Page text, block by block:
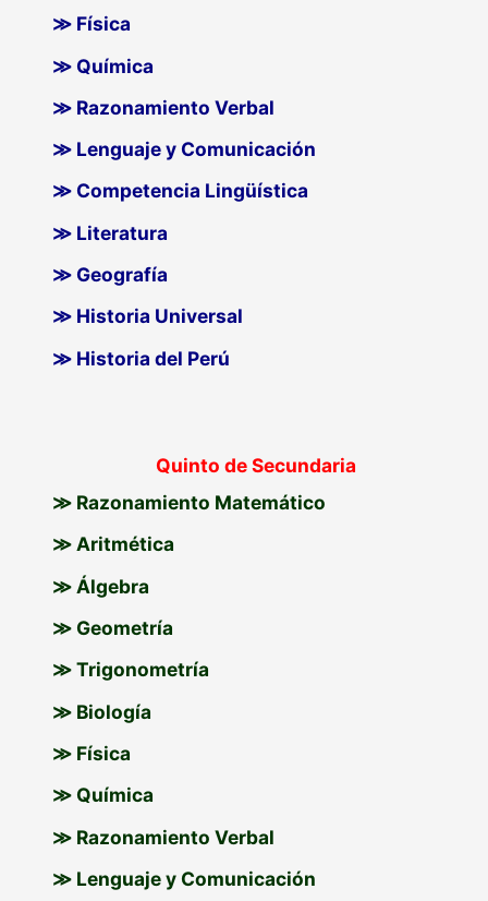
≫ Física
≫ Química
≫ Razonamiento Verbal
≫ Lenguaje y Comunicación
≫ Competencia Lingüística
≫ Literatura
≫ Geografía
≫ Historia Universal
≫ Historia del Perú
Quinto de Secundaria
≫ Razonamiento Matemático
≫ Aritmética
≫ Álgebra
≫ Geometría
≫ Trigonometría
≫ Biología
≫ Física
≫ Química
≫ Razonamiento Verbal
≫ Lenguaje y Comunicación